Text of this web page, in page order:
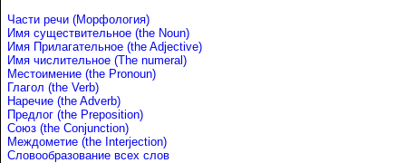
Части речи (Морфология)
Имя существительное (the Noun)
Имя Прилагательное (the Adjective)
Имя числительное (The numeral)
Местоимение (the Pronoun)
Глагол (the Verb)
Наречие (the Adverb)
Предлог (the Preposition)
Союз (the Conjunction)
Междометие (the Interjection)
Словообразование всех слов